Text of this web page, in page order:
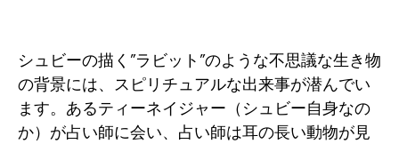
シュビーの描く”ラビット”のような不思議な生き物
の背景には、スピリチュアルな出来事が潜んでい
ます。あるティーネイジャー（シュビー自身なの
か）が占い師に会い、占い師は耳の長い動物が見